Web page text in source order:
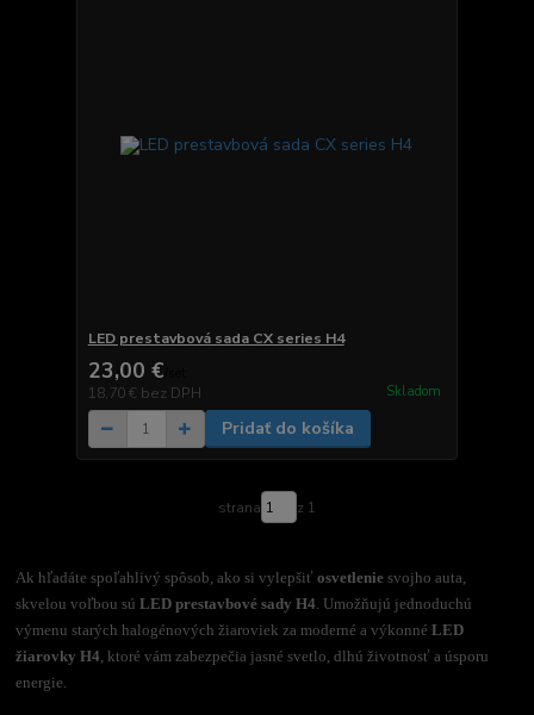
LED prestavbová sada CX series H4
23,00 €
18,70 € bez DPH Skladom
Pridať do košíka
strana z 1
Ak hľadáte spoľahlivý spôsob, ako si vylepšiťosvetlenie svojho auta,
skvelou voľbou súLED prestavbové sady H4. Umožňujú jednoduchú
výmenu starých halogénových žiaroviek za moderné a výkonnéLED
žiarovky H4, ktoré vám zabezpečia jasné svetlo, dlhú životnosť a úsporu
energie.